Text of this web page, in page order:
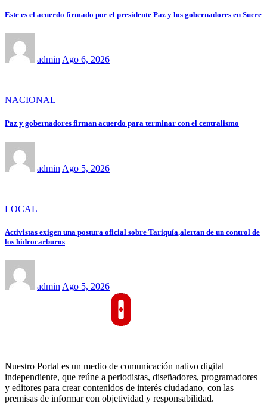
Este es el acuerdo firmado por el presidente Paz y los gobernadores en Sucre
admin Ago 6, 2026
NACIONAL
Paz y gobernadores firman acuerdo para terminar con el centralismo
admin Ago 5, 2026
LOCAL
Activistas exigen una postura oficial sobre Tariquía,alertan de un control de
los hidrocarburos
admin Ago 5, 2026
Nuestro Portal es un medio de comunicación nativo digital
independiente, que reúne a periodistas, diseñadores, programadores
y editores para crear contenidos de interés ciudadano, con las
premisas de informar con objetividad y responsabilidad.